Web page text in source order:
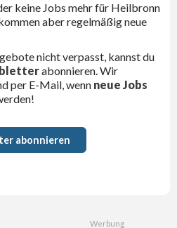
keine Jobs mehr für Heilbronn
aber regelmäßig neue
nicht verpasst, kannst du
abonnieren. Wir
per E-Mail, wenn neue Jobs
abonnieren